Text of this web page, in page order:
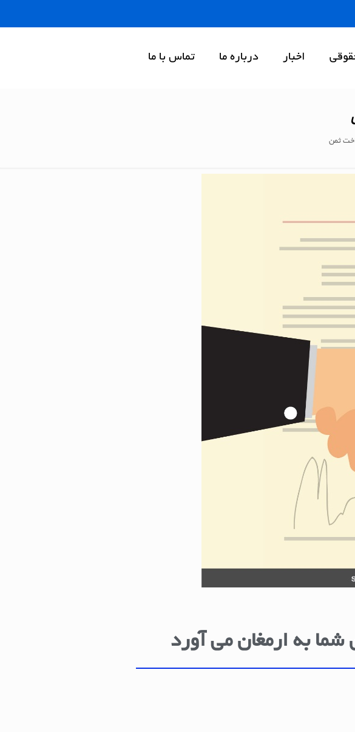
اخبار درباره ما تماس با ما
ثمن
شما به ارمغان می آورد